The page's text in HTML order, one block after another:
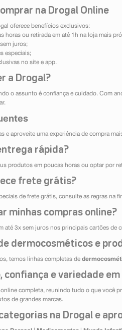
na Drogal Online
oferece benefícios exclusivos:
horas ou retirada em até 1h na loja mais
juros;
especiais;
no site e app.
a Drogal?
o assunto é confiança e cuidado. Com
e aproveite uma experiência de compra
rápida?
produtos em poucas horas ou optar por
frete grátis?
de frete grátis, consulte as regras na
minhas compras online?
até 3x sem juros nos principais cartões de
dermocosméticos e
temos linhas completas de
confiança e variedade
online completa, reunindo tudo o que você
de grandes marcas.
na Drogal e